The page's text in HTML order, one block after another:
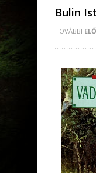
Bulin
TOVÁBBI